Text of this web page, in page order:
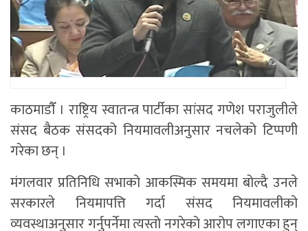
काठमाडाैँ । राष्ट्रिय स्वातन्त्र पार्टीका सांसद गणेश पराजुलीले
संसद बैठक संसदको नियमावलीअनुसार नचलेको टिप्पणी
गरेका छन् ।
मंगलवार प्रतिनिधि सभाको आकस्मिक समयमा बोल्दै उनले
सरकारले नियमापत्ति गर्दा संसद नियमावलीको
व्यवस्थाअनुसार गर्नुपर्नेमा त्यस्तो नगरेको आरोप लगाएका हुन्